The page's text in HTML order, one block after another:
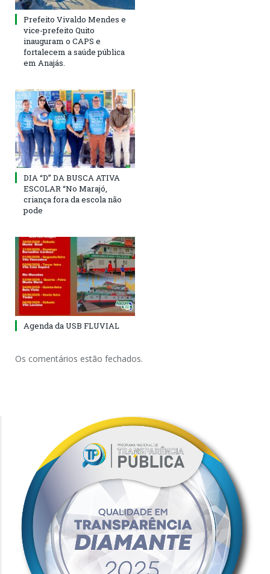
Prefeito Vivaldo Mendes e
vice-prefeito Quito
inauguram o CAPS e
fortalecem a saúde pública
em Anajás.
DIA “D” DA BUSCA ATIVA
ESCOLAR “No Marajó,
criança fora da escola não
pode
Agenda da USB FLUVIAL
Os comentários estão fechados.